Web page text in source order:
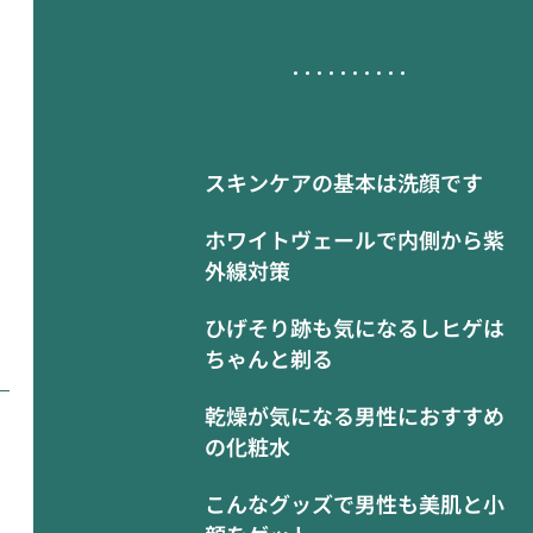
スキンケアの基本は洗顔です
ホワイトヴェールで内側から紫
外線対策
ひげそり跡も気になるしヒゲは
ちゃんと剃る
乾燥が気になる男性におすすめ
の化粧水
こんなグッズで男性も美肌と小